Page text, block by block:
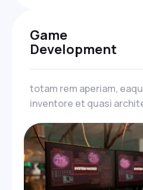
Game
Development
totam rem aperiam,
inventore et quasi